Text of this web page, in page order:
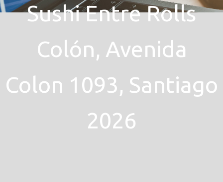
Sushi Entre Rolls
Colón, Avenida
Colon 1093, Santiago
2026